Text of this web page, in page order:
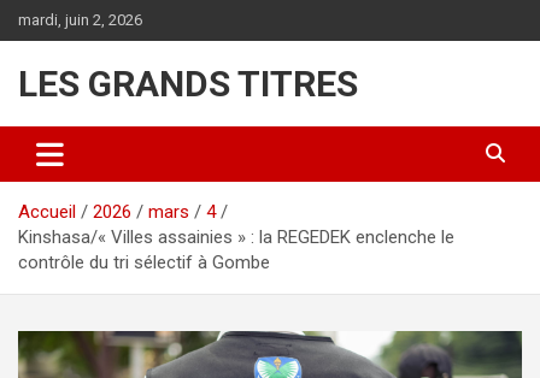
au
mardi, juin 2, 2026
LES GRANDS TITRES
Accueil 2026 mars
4
Kinshasa/« Villes assainies » : la REGEDEK enclenche le
contrôle du tri sélectif à Gombe